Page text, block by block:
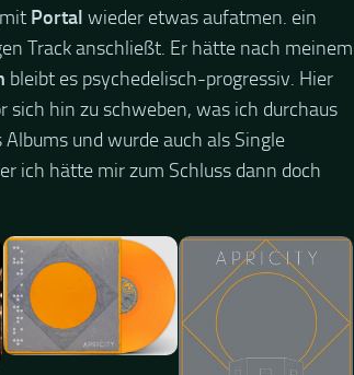
Portal wieder etwas aufatmen. ein
Track anschließt. Er hätte nach meinem
bleibt es psychedelisch-progressiv. Hier
sich hin zu schweben, was ich durchaus
und wurde auch als Single
ich hätte mir zum Schluss dann doch